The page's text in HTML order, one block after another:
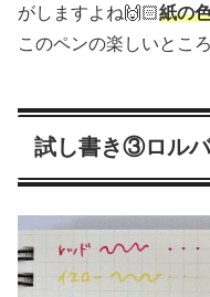
がしますよね🙌🏻紙の
このペンの楽しいとこ
試し書き③ロル